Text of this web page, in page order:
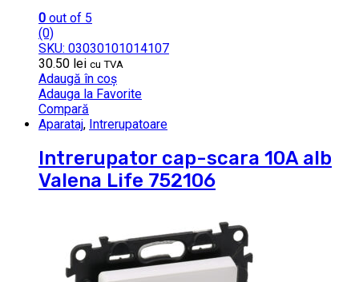
0 out of 5
(0)
SKU: 03030101014107
30.50 lei cu TVA
Adaugă în coș
Adauga la Favorite
Compară
Aparataj, Intrerupatoare
Intrerupator cap-scara 10A alb
Valena Life 752106